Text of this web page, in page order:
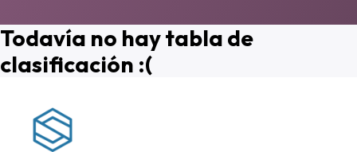
Todavía no hay tabla de
clasificación :(